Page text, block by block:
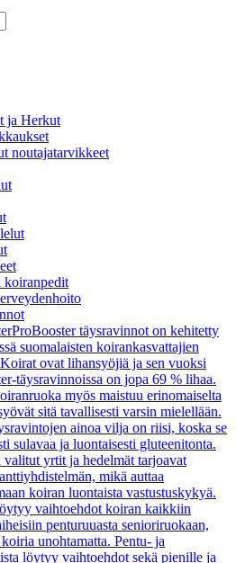
ja Herkut
noutajatarvikkeet
koiranpedit
ProBooster täysravinnot on kehitetty
suomalaisten koirankasvattajien
ovat lihansyöjiä ja sen vuoksi
täysravinnoissa on jopa 69 % lihaa.
myös maistuu erinomaiselta
sitä tavallisesti varsin mielellään.
ainoa vilja on riisi, koska se
sulavaa ja luontaisesti gluteenitonta.
valitut yrtit ja hedelmät tarjoavat
mikä auttaa
koiran luontaista vastustuskykyä.
vaihtoehdot koiran kaikkiin
penturuuasta senioriruokaan,
unohtamatta. Pentu- ja
löytyy vaihtoehdot sekä pienille ja